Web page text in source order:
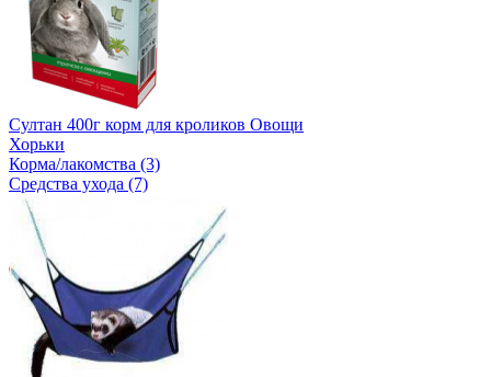
Султан 400г корм для кроликов Овощи
Хорьки
Корма/лакомства (3)
Средства ухода (7)